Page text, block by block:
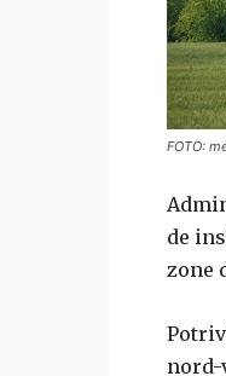
FOTO:
de
zone
nord-